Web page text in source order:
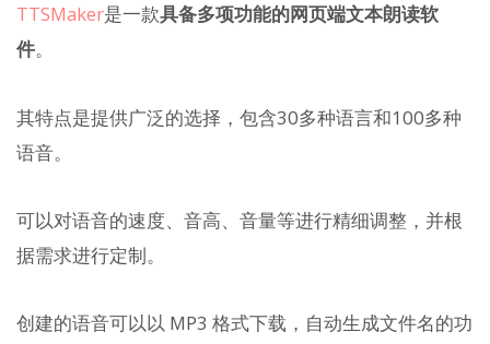
TTSMaker是一款具备多项功能的网页端文本朗读软
件。
其特点是提供广泛的选择，包含30多种语言和100多种
语音。
可以对语音的速度、音高、音量等进行精细调整，并根
据需求进行定制。
创建的语音可以以 MP3 格式下载，自动生成文件名的功